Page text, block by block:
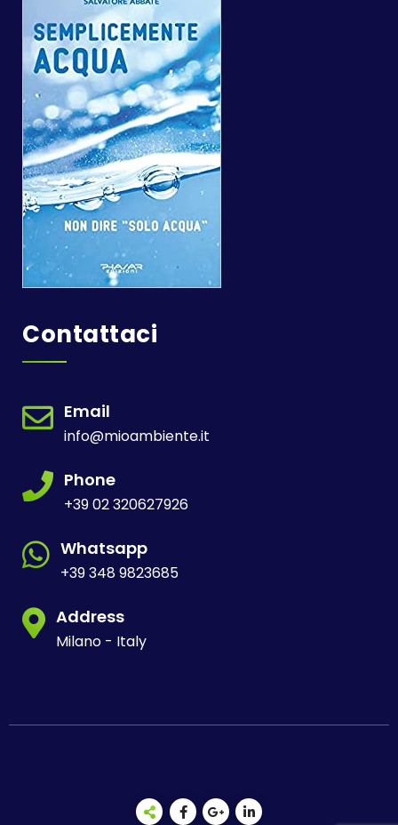
Contattaci
Email
info@mioambiente.it
Phone
+39 02 320627926
Whatsapp
+39 348 9823685
Address
Milano - Italy